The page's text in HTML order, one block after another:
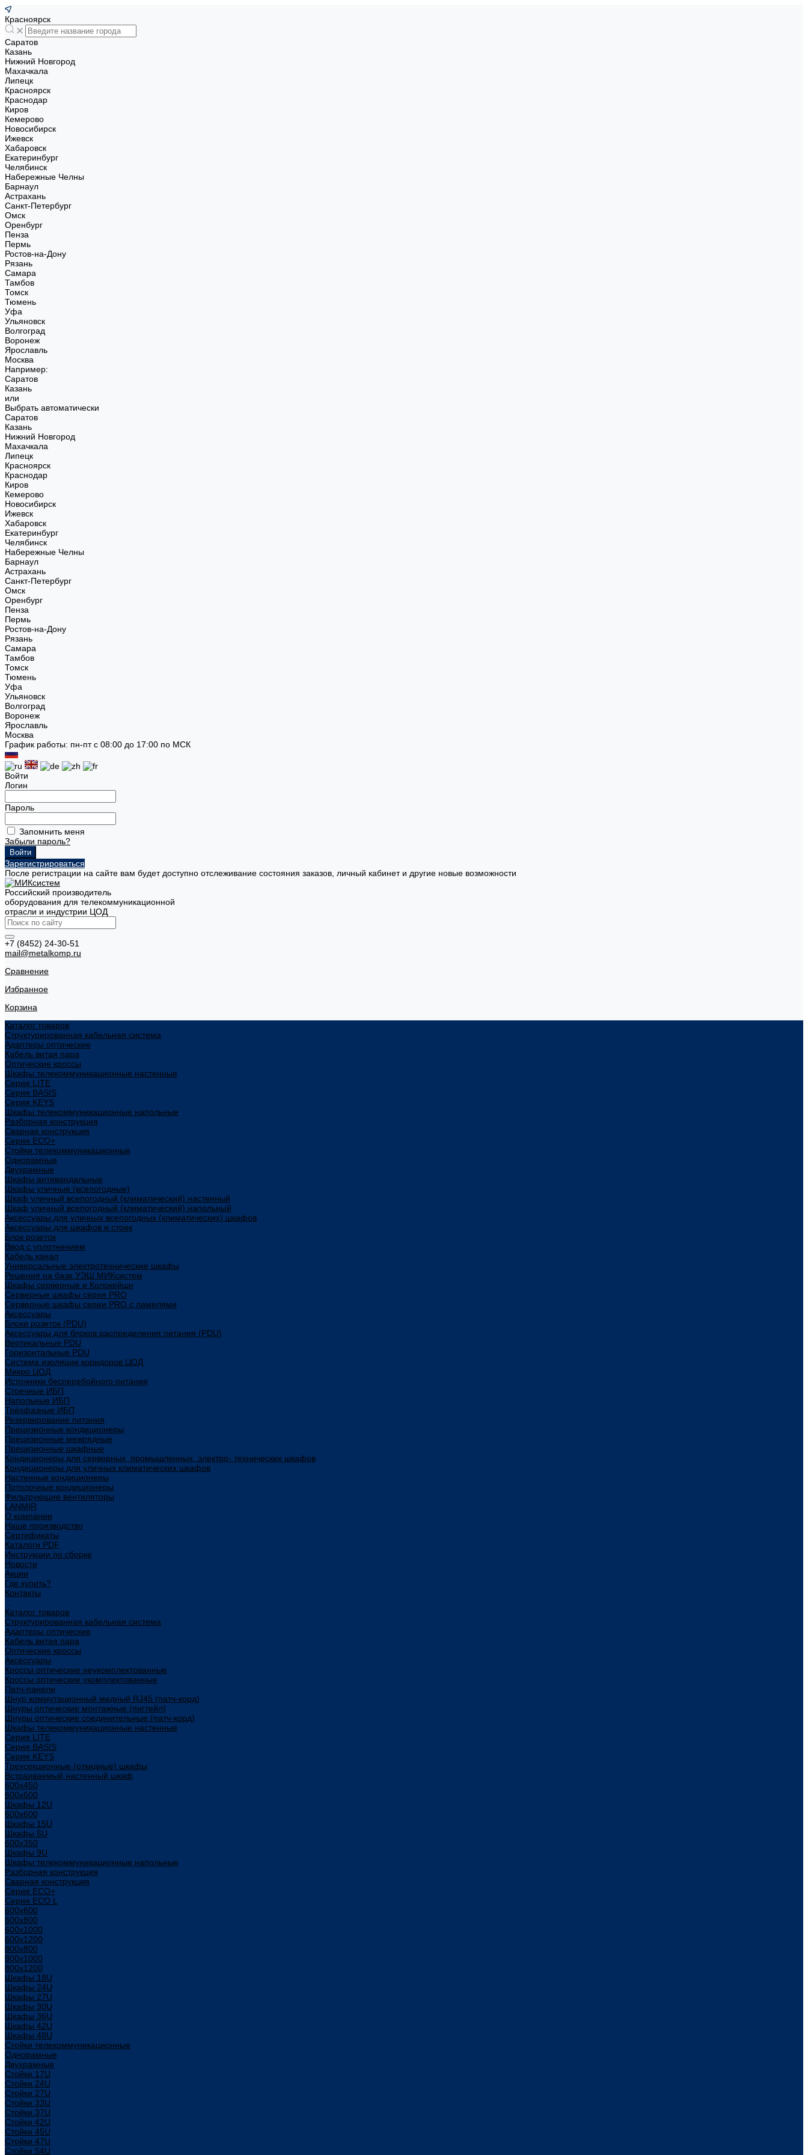
Красноярск
Саратов
Казань
Нижний Новгород
Махачкала
Липецк
Красноярск
Краснодар
Киров
Кемерово
Новосибирск
Ижевск
Хабаровск
Екатеринбург
Челябинск
Набережные Челны
Барнаул
Астрахань
Санкт-Петербург
Омск
Оренбург
Пенза
Пермь
Ростов-на-Дону
Рязань
Самара
Тамбов
Томск
Тюмень
Уфа
Ульяновск
Волгоград
Воронеж
Ярославль
Москва
Например:
Саратов
Казань
или
Выбрать автоматически
Саратов
Казань
Нижний Новгород
Махачкала
Липецк
Красноярск
Краснодар
Киров
Кемерово
Новосибирск
Ижевск
Хабаровск
Екатеринбург
Челябинск
Набережные Челны
Барнаул
Астрахань
Санкт-Петербург
Омск
Оренбург
Пенза
Пермь
Ростов-на-Дону
Рязань
Самара
Тамбов
Томск
Тюмень
Уфа
Ульяновск
Волгоград
Воронеж
Ярославль
Москва
График работы: пн-пт с 08:00 до 17:00 по МСК
Войти
Логин
Пароль
Запомнить меня
Забыли пароль?
Зарегистрироваться
После регистрации на сайте вам будет доступно отслеживание состояния заказов, личный кабинет и другие новые возможности
Российский производитель
оборудования для телекоммуникационной
отрасли и индустрии ЦОД
+7 (8452) 24-30-51
mail@metalkomp.ru
Сравнение
Избранное
Корзина
Каталог товаров
Структурированная кабельная система
Адаптеры оптические
Кабель витая пара
Оптические кроссы
Шкафы телекоммуникационные настенные
Cерия LITE
Cерия BASIS
Cерия KEYS
Шкафы телекоммуникационные напольные
Разборная конструкция
Сварная конструкция
Серия ECO+
Стойки телекоммуникационные
Однорамные
Двухрамные
Шкафы антивандальные
Шкафы уличные (всепогодные)
Шкаф уличный всепогодный (климатический) настенный
Шкаф уличный всепогодный (климатический) напольный
Аксессуары для уличных всепогодных (климатических) шкафов
Аксессуары для шкафов и стоек
Блок розеток
Ввод с уплотнением
Кабель канал
Универсальные электротехнические шкафы
Решения на базе УЭШ МИКсистем
Шкафы серверные и Колокейшн
Серверные шкафы серия PRO
Серверные шкафы серии PRO с ламелями
Аксессуары
Блоки розеток (PDU)
Аксессуары для блоков распределения питания (PDU)
Вертикальные PDU
Горизонтальные PDU
Система изоляции коридоров ЦОД
Микро ЦОД
Источники бесперебойного питания
Стоечные ИБП
Напольные ИБП
Трёхфазные ИБП
Резервирование питания
Прецизионные кондиционеры
Прецизионные межрядные
Прецизионные шкафные
Кондиционеры для серверных, промышленных, электро- технических шкафов
Кондиционеры для уличных климатических шкафов
Настенные кондиционеры
Потолочные кондиционеры
Фильтрующие вентиляторы
LANMIR
О компании
Наше производство
Сертификаты
Каталоги PDF
Инструкции по сборке
Новости
Акции
Где купить?
Контакты
Каталог товаров
Структурированная кабельная система
Адаптеры оптические
Кабель витая пара
Оптические кроссы
Аксессуары
Кроссы оптические неукомплектованные
Кроссы оптические укомплектованные
Патч-панели
Шнур коммутационный медный RJ45 (патч-корд)
Шнуры оптические монтажные (пигтейл)
Шнуры оптические соединительные (патч-корд)
Шкафы телекоммуникационные настенные
Cерия LITE
Cерия BASIS
Cерия KEYS
Трехсекционные (откидные) шкафы
Встраиваемый настенный шкаф
600x450
600x600
Шкафы 12U
600x600
Шкафы 15U
Шкафы 6U
600x350
Шкафы 9U
Шкафы телекоммуникационные напольные
Разборная конструкция
Сварная конструкция
Серия ECO+
Серия ECO L
600x600
600x800
600х1000
600х1200
800x800
800х1000
800х1200
Шкафы 18U
Шкафы 24U
Шкафы 27U
Шкафы 30U
Шкафы 36U
Шкафы 42U
Шкафы 48U
Стойки телекоммуникационные
Однорамные
Двухрамные
Стойки 17U
Стойки 24U
Стойки 27U
Стойки 33U
Стойки 37U
Стойки 42U
Стойки 45U
Стойки 47U
Стойки 54U